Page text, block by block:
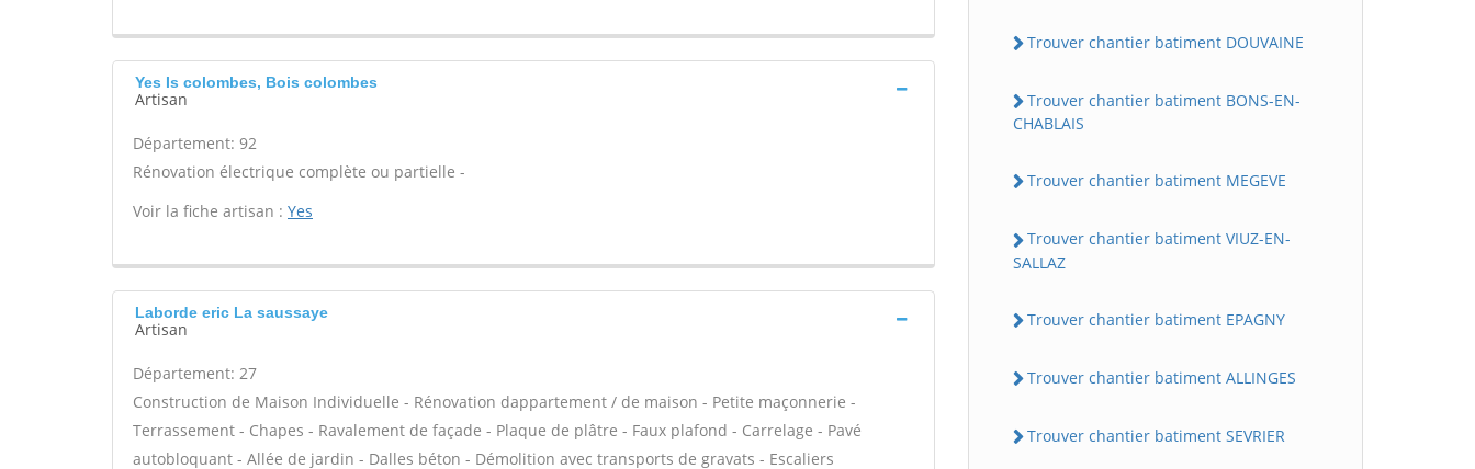
Yes Is colombes, Bois colombes
Artisan
Département: 92
Rénovation électrique complète ou partielle -
Voir la fiche artisan : Yes
Laborde eric La saussaye
Artisan
Département: 27
Construction de Maison Individuelle - Rénovation dappartement / de maison - Petite maçonnerie -
Terrassement - Chapes - Ravalement de façade - Plaque de plâtre - Faux plafond - Carrelage - Pavé
autobloquant - Allée de jardin - Dalles béton - Démolition avec transports de gravats - Escaliers
Trouver chantier batiment DOUVAINE
Trouver chantier batiment BONS-EN-
CHABLAIS
Trouver chantier batiment MEGEVE
Trouver chantier batiment VIUZ-EN-
SALLAZ
Trouver chantier batiment EPAGNY
Trouver chantier batiment ALLINGES
Trouver chantier batiment SEVRIER